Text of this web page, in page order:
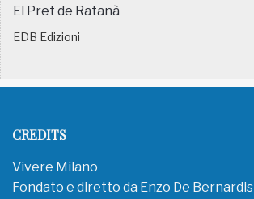
El Pret de Ratanà
EDB Edizioni
CREDITS
Vivere Milano
Fondato e diretto da Enzo De Bernardis